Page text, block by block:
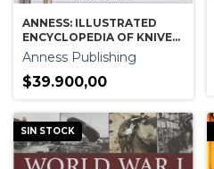
ANNESS: ILLUSTRATED
ENCYCLOPEDIA OF KNIVES
DAGGERS & BAYONETS
Anness Publishing
$39.900,00
SIN STOCK